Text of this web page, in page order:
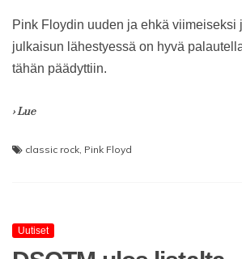
Pink Floydin uuden ja ehkä viimeiseksi
julkaisun lähestyessä on hyvä
tähän päädyttiin.
› Lue
classic rock Pink Floyd
Uutiset